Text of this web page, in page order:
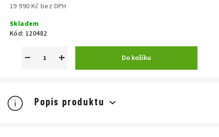
19 990 Kč bez DPH
cena:
Skladem
Kód: 120482
+
− Do košíku
Popis produktu